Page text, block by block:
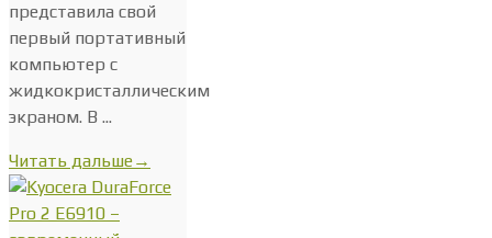
представила свой
первый портативный
компьютер с
жидкокристаллическим
экраном. В ...
Читать дальше→